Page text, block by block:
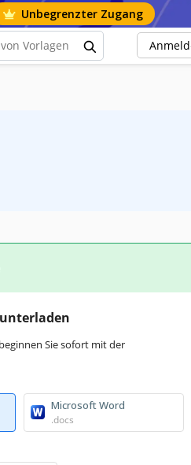
Unbegrenzter Zugang
Sie sofort mit der
Microsoft Word
.docs